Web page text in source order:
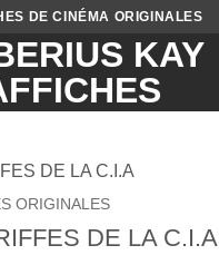
DE CINÉMA ORIGINALES
ORIGINALES
DE LA C.I.A